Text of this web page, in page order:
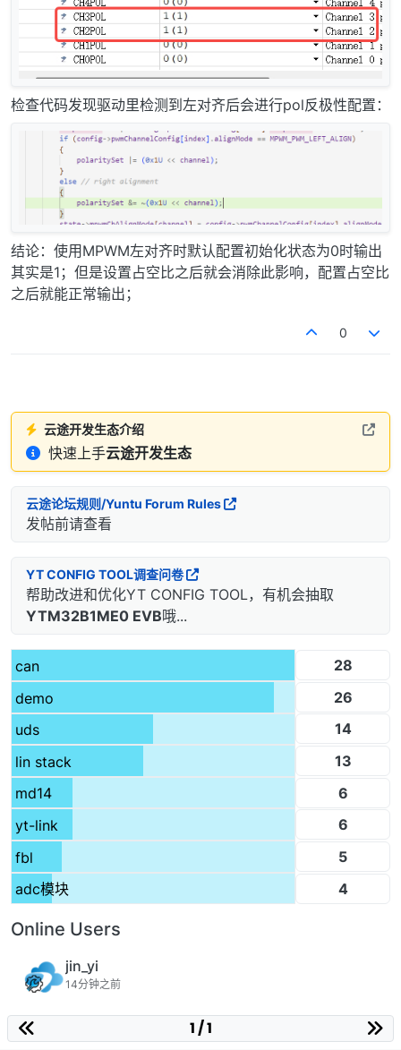
检查代码发现驱动里检测到左对齐后会进行pol反极性配置：
结论：使用MPWM左对齐时默认配置初始化状态为0时输出
其实是1；但是设置占空比之后就会消除此影响，配置占空比
之后就能正常输出；
0
云途开发生态介绍
快速上手云途开发生态
云途论坛规则/Yuntu Forum Rules
发帖前请查看
YT CONFIG TOOL调查问卷
帮助改进和优化YT CONFIG TOOL，有机会抽取
YTM32B1ME0 EVB哦...
can
28
demo
26
uds
14
lin stack
13
md14
6
yt-link
6
fbl
5
adc模块
4
Online Users
jin_yi
14分钟之前
1 / 1